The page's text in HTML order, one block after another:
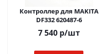
Контроллер для MAKITA
DF332 620487-6
7 540р/шт